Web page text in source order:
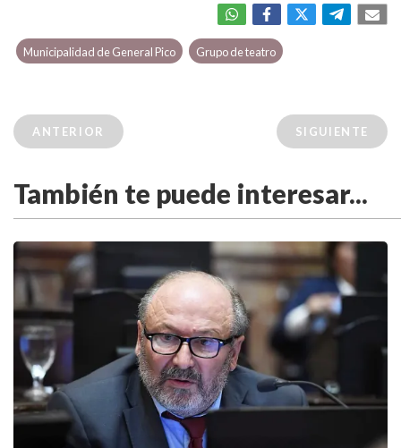
Municipalidad de General Pico Grupo de teatro
ANTERIOR SIGUIENTE
También te puede interesar...